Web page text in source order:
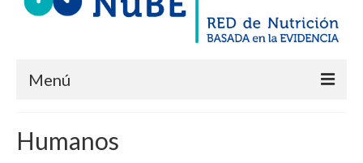
Menú
Humanos